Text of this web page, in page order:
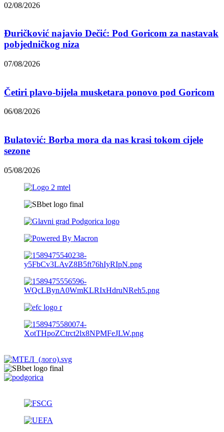
02/08/2026
Đuričković najavio Dečić: Pod Goricom za nastavak
pobjedničkog niza
07/08/2026
Četiri plavo-bijela musketara ponovo pod Goricom
06/08/2026
Bulatović: Borba mora da nas krasi tokom cijele
sezone
05/08/2026